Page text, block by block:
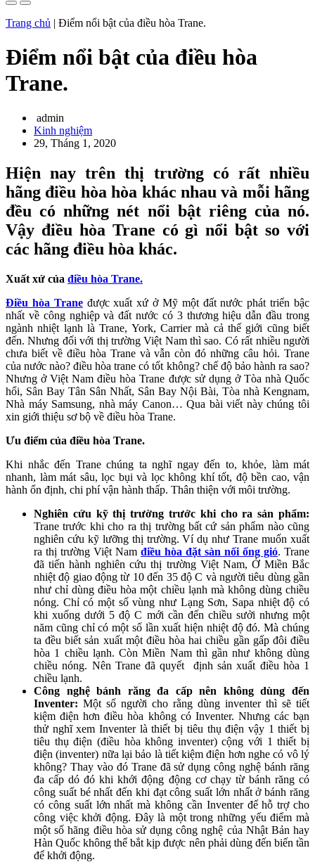
Trang chủ | Điểm nổi bật của điều hòa Trane.
Điểm nổi bật của điều hòa
Trane.
admin
Kinh nghiệm
29, Tháng 1, 2020
Hiện nay trên thị trường có rất nhiều
hãng điều hòa hòa khác nhau và mỗi hãng
đều có những nét nổi bật riêng của nó.
Vậy điều hòa Trane có gì nổi bật so với
các hãng điều hòa khác.
Xuất xứ của điều hòa Trane.
Điều hòa Traneđược xuất xứ ở Mỹ một đất nước phát triển bậc
nhất về công nghiệp và đất nước có 3 thương hiệu dẫn đầu trong
ngành nhiệt lạnh là Trane, York, Carrier mà cả thế giới cũng biết
đến. Nhưng đối với thị trường Việt Nam thì sao. Có rất nhiều người
chưa biết về điều hòa Trane và vẫn còn đó những câu hỏi. Trane
của nước nào? điều hòa trane có tốt không? chế độ bảo hành ra sao?
Nhưng ở Việt Nam điều hòa Trane được sử dụng ở Tòa nhà Quốc
hổi, Sân Bay Tân Sân Nhất, Sân Bay Nội Bài, Tòa nhà Kengnam,
Nhà máy Samsung, nhà máy Canon… Qua bài viết này chúng tôi
xin giới thiệu sơ bộ về điều hòa Trane.
Ưu điểm của điều hòa Trane.
Khi nhắc đến Trane chúng ta nghĩ ngay đến to, khỏe, làm mát
nhanh, làm mát sâu, lọc bụi và lọc không khí tốt, độ bền cao, vận
hành ổn định, chi phí vận hành thấp. Thân thiện với môi trường.
Nghiên cứu kỹ thị trường trước khi cho ra sản phẩm:
Trane trước khi cho ra thị trường bất cứ sản phẩm nào cũng
nghiên cứu kỹ lưỡng thị trường. Ví dụ như Trane muốn xuất
ra thị trường Việt Nam điều hòa đặt sàn nối ống gió. Trane
đã tiến hành nghiên cứu thị trường Việt Nam, Ở Miền Bắc
nhiệt độ giao động từ 10 đến 35 độ C và người tiêu dùng gần
như chỉ dùng điều hòa một chiều lạnh mà không dùng chiều
nóng. Chỉ có một số vùng như Lạng Sơn, Sapa nhiệt độ có
khi xuống dưới 5 độ C mới cần đến chiều sưởi nhưng một
năm cũng chỉ có một số lần xuất hiện nhiệt độ đó. Mà chúng
ta đều biết sản xuất một điều hòa hai chiều gần gấp đôi điều
hòa 1 chiều lạnh. Còn Miền Nam thì gần như không dùng
chiều nóng. Nên Trane đã quyết định sản xuất điều hòa 1
chiều lạnh.
Công nghệ bánh răng đa cấp nên không dùng đến
Inventer: Một số người cho rằng dùng inventer thì sẽ tiết
kiệm điện hơn điều hòa không có Inventer. Nhưng các bạn
thử nghĩ xem Inventer là thiết bị tiêu thụ điện vậy 1 thiết bị
tiêu thụ điện (điều hòa không inventer) cộng với 1 thiết bị
điện (inventer) nữa lại bảo là tiết kiệm điện hơn nghe có vô lý
không? Thay vào đó Trane đã sử dụng công nghệ bánh răng
đa cấp dó đó khi khới động động cơ chạy từ bánh răng có
công suất bé nhất đến khi đạt công suất lớn nhất ở bánh răng
có công suất lớn nhất mà không cần Inventer để hỗ trợ cho
công việc khởi động. Đây là một trong những yếu điểm mà
một số hãng điều hòa sử dụng công nghệ của Nhật Bản hay
Hàn Quốc không thể bắt kịp được nên phải dùng đến biến tần
để khởi động.